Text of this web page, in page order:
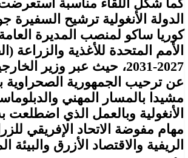
كما شكل اللقاء مناسبة استعرضت
الدولة الأنغولية ترشيح السفيرة
كوريا ساكو لمنصب المديرة
الأمم المتحدة للأغذية والزراعة
2027-2031، حيث عبر وزير
عن ترحيب الجمهورية الصحراوية
مشيدا بالمسار المهني
الأنغولية وبالعمل الذي اضطلعت
مهام مفوضة الاتحاد الإفريقي
الريفية والاقتصاد الأزرق والبيئة